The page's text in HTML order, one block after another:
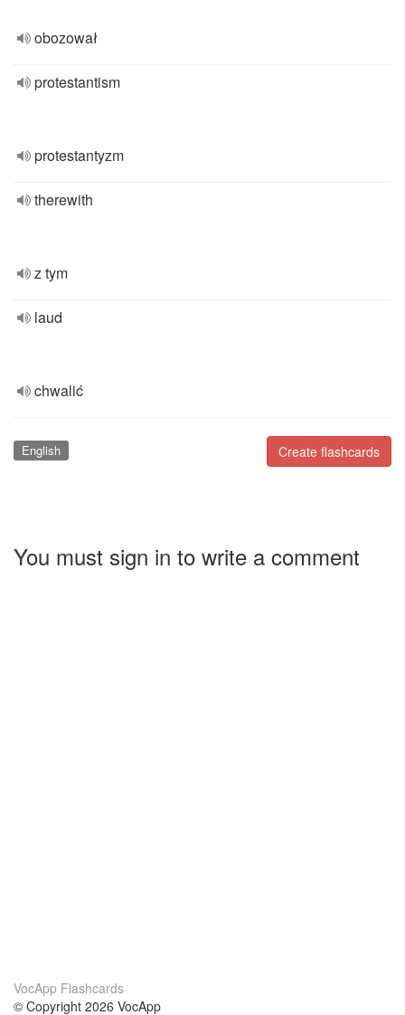
obozował
protestantism
protestantyzm
therewith
z tym
laud
chwalić
Create flashcards
English
You must sign in to write a comment
VocApp Flashcards
© Copyright 2026 VocApp